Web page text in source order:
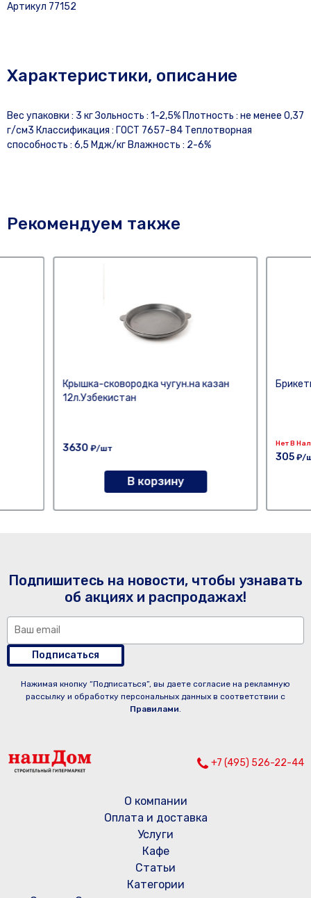
Артикул 77152
Характеристики, описание
Вес упаковки : 3 кг Зольность : 1-2,5% Плотность : не менее 0,37
г/см3 Классификация : ГОСТ 7657-84 Теплотворная
способность : 6,5 Мдж/кг Влажность : 2-6%
Рекомендуем также
Крышка-сковородка чугун.на казан
12л.Узбекистан
3630 ₽/шт
В корзину
Нет В
305 ₽/
Подпишитесь на новости, чтобы узнавать
об акциях и распродажах!
Подписаться
Нажимая кнопку “Подписаться”, вы даете согласие на рекламную
рассылку и обработку персональных данных в соответствии с
Правилами.
+7 (495) 526-22-44
О компании
Оплата и доставка
Услуги
Кафе
Статьи
Категории